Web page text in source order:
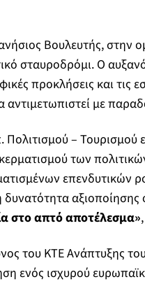
Βουλευτής, στην
σταυροδρόμι. Ο
προκλήσεις και τις
αντιμετωπιστεί με
Πολιτισμού – Τουρισμού
των
επενδυτικών
δυνατότητα αξιοποίησης
στο απτό αποτέλεσμα»
του ΚΤΕ Ανάπτυξης
ενός ισχυρού